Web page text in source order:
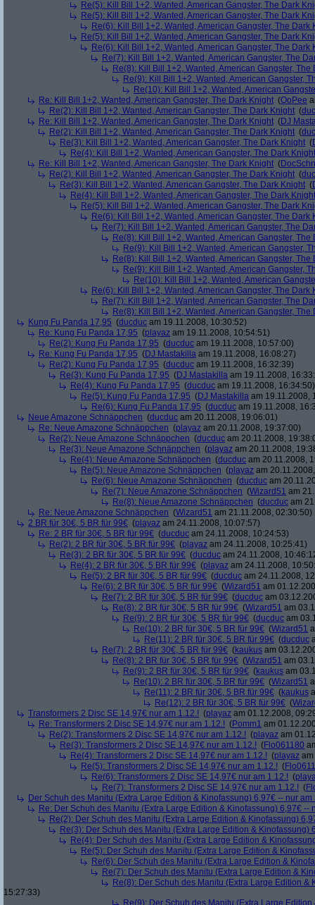
Re(5): Kill Bill 1+2, Wanted, American Gangster, The Dark
Re(5): Kill Bill 1+2, Wanted, American Gangster, The Dark
Re(6): Kill Bill 1+2, Wanted, American Gangster, The Dark
Re(5): Kill Bill 1+2, Wanted, American Gangster, The Dark
Re(6): Kill Bill 1+2, Wanted, American Gangster, The Dark
Re(7): Kill Bill 1+2, Wanted, American Gangster, The
Re(8): Kill Bill 1+2, Wanted, American Gangster, The
Re(9): Kill Bill 1+2, Wanted, American Gangster,
Re(10): Kill Bill 1+2, Wanted, American
Re: Kill Bill 1+2, Wanted, American Gangster, The Dark Knight (OoPee
Re(2): Kill Bill 1+2, Wanted, American Gangster, The Dark Knight (
Re: Kill Bill 1+2, Wanted, American Gangster, The Dark Knight (DJ
Re(2): Kill Bill 1+2, Wanted, American Gangster, The Dark Knight (
Re(3): Kill Bill 1+2, Wanted, American Gangster, The Dark Knight (
Re(4): Kill Bill 1+2, Wanted, American Gangster, The Dark Knight
Re: Kill Bill 1+2, Wanted, American Gangster, The Dark Knight (
Re(2): Kill Bill 1+2, Wanted, American Gangster, The Dark Knight (
Re(3): Kill Bill 1+2, Wanted, American Gangster, The Dark Knight (
Re(4): Kill Bill 1+2, Wanted, American Gangster, The Dark Knight
Re(5): Kill Bill 1+2, Wanted, American Gangster, The Dark
Re(6): Kill Bill 1+2, Wanted, American Gangster, The Dark
Re(7): Kill Bill 1+2, Wanted, American Gangster, The
Re(8): Kill Bill 1+2, Wanted, American Gangster, The
Re(9): Kill Bill 1+2, Wanted, American Gangster,
Re(8): Kill Bill 1+2, Wanted, American Gangster, The
Re(9): Kill Bill 1+2, Wanted, American Gangster,
Re(10): Kill Bill 1+2, Wanted, American
Re(6): Kill Bill 1+2, Wanted, American Gangster, The Dark
Re(7): Kill Bill 1+2, Wanted, American Gangster, The
Re(8): Kill Bill 1+2, Wanted, American Gangster, The
Kung Fu Panda 17,95 (ducduc am 19.11.2008, 10:30:52)
Re: Kung Fu Panda 17,95 (playaz am 19.11.2008, 10:54:51)
Re(2): Kung Fu Panda 17,95 (ducduc am 19.11.2008, 10:57:00)
Re: Kung Fu Panda 17,95 (DJ Mastakilla am 19.11.2008, 16:08:27)
Re(2): Kung Fu Panda 17,95 (ducduc am 19.11.2008, 16:32:39)
Re(3): Kung Fu Panda 17,95 (DJ Mastakilla am 19.11.2008,
Re(4): Kung Fu Panda 17,95 (ducduc am 19.11.2008, 16:34:50)
Re(5): Kung Fu Panda 17,95 (DJ Mastakilla am 19.11.2008,
Re(6): Kung Fu Panda 17,95 (ducduc am 19.11.2008,
Neue Amazone Schnäppchen (ducduc am 20.11.2008, 19:06:01)
Re: Neue Amazone Schnäppchen (playaz am 20.11.2008, 19:37:00)
Re(2): Neue Amazone Schnäppchen (ducduc am 20.11.2008,
Re(3): Neue Amazone Schnäppchen (playaz am 20.11.2008,
Re(4): Neue Amazone Schnäppchen (ducduc am 20.11.2008,
Re(5): Neue Amazone Schnäppchen (playaz am
Re(6): Neue Amazone Schnäppchen (ducduc am
Re(7): Neue Amazone Schnäppchen (Wizard51 am
Re(8): Neue Amazone Schnäppchen (ducduc am
Re: Neue Amazone Schnäppchen (Wizard51 am 21.11.2008, 02:30:50)
2 BR für 30€, 5 BR für 99€ (playaz am 24.11.2008, 10:07:57)
Re: 2 BR für 30€, 5 BR für 99€ (ducduc am 24.11.2008, 10:24:53)
Re(2): 2 BR für 30€, 5 BR für 99€ (playaz am 24.11.2008, 10:25:41)
Re(3): 2 BR für 30€, 5 BR für 99€ (ducduc am 24.11.2008,
Re(4): 2 BR für 30€, 5 BR für 99€ (playaz am 24.11.2008,
Re(5): 2 BR für 30€, 5 BR für 99€ (ducduc am 24.11.2008,
Re(6): 2 BR für 30€, 5 BR für 99€ (Wizard51 am
Re(7): 2 BR für 30€, 5 BR für 99€ (ducduc am
Re(8): 2 BR für 30€, 5 BR für 99€ (Wizard51 am
Re(9): 2 BR für 30€, 5 BR für 99€ (ducduc am
Re(10): 2 BR für 30€, 5 BR für 99€ (Wizard51
Re(11): 2 BR für 30€, 5 BR für 99€ (ducduc
Re(7): 2 BR für 30€, 5 BR für 99€ (kaukus am
Re(8): 2 BR für 30€, 5 BR für 99€ (Wizard51 am
Re(9): 2 BR für 30€, 5 BR für 99€ (kaukus am
Re(10): 2 BR für 30€, 5 BR für 99€ (Wizard51
Re(11): 2 BR für 30€, 5 BR für 99€ (kaukus
Re(12): 2 BR für 30€, 5 BR für 99€ (
Transformers 2 Disc SE 14,97€ nur am 1.12.! (playaz am 01.12.2008,
Re: Transformers 2 Disc SE 14,97€ nur am 1.12.! (Pomm1 am
Re(2): Transformers 2 Disc SE 14,97€ nur am 1.12.! (playaz am
Re(3): Transformers 2 Disc SE 14,97€ nur am 1.12.! (Flo061180
Re(4): Transformers 2 Disc SE 14,97€ nur am 1.12.! (playaz
Re(5): Transformers 2 Disc SE 14,97€ nur am 1.12.! (
Re(6): Transformers 2 Disc SE 14,97€ nur am 1.12.! (
Re(7): Transformers 2 Disc SE 14,97€ nur am 1.12.! (
Der Schuh des Manitu (Extra Large Edition & Kinofassung) 6,97€ -- nur am
Re: Der Schuh des Manitu (Extra Large Edition & Kinofassung) 6,97€ --
Re(2): Der Schuh des Manitu (Extra Large Edition & Kinofassung)
Re(3): Der Schuh des Manitu (Extra Large Edition & Kinofassung)
Re(4): Der Schuh des Manitu (Extra Large Edition &
Re(5): Der Schuh des Manitu (Extra Large Edition &
Re(6): Der Schuh des Manitu (Extra Large Edition &
Re(7): Der Schuh des Manitu (Extra Large Edition &
Re(8): Der Schuh des Manitu (Extra Large Edition &
15:27:33)
Re(9): Der Schuh des Manitu (Extra Large